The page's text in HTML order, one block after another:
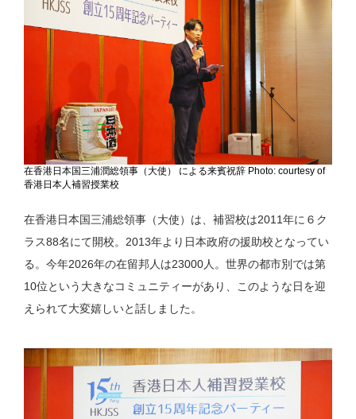
在香港日本国三浦潤総領事（大使） による来賓祝辞 Photo: courtesy of
香港日本人補習授業校
在香港日本国三浦総領事（大使）は、補習校は2011年に６ク
ラス88名にて開校。2013年より日本政府の援助校となってい
る。今年2026年の在留邦人は23000人。世界の都市別では第
10位という大きなコミュニティーがあり、このような日を迎
えられて大変嬉しいと話しました。